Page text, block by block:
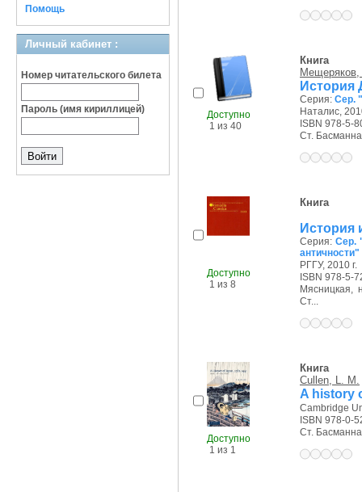
Помощь
Личный кабинет :
Номер читательского билета
Пароль (имя кириллицей)
Доступно
1 из 40
Книга
История
Серия: Сер.
Наталис,
ISBN 978-5-
Ст.
Доступно
1 из 8
Книга
История
Серия:Сер.
античности"
РГГУ, 2010 г.
ISBN 978-5-
Мясницкая,
Ст...
Доступно
1 из 1
Книга
Cullen, L. M.
A history
Cambridge
ISBN 978-0-
Ст.